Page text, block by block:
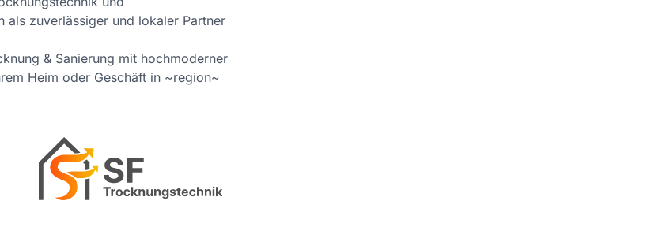
als zuverlässiger und lokaler Partner
& Sanierung mit hochmoderner
Heim oder Geschäft in ~region~